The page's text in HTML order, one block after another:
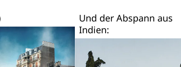
Und der Abspann aus
Indien: